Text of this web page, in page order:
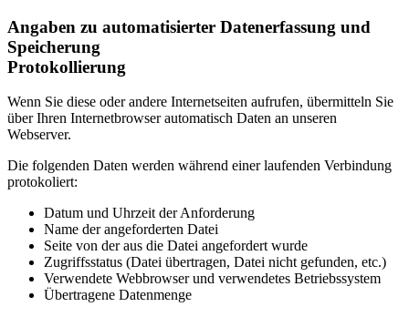
Angaben zu automatisierter Datenerfassung und
Speicherung
Protokollierung
Wenn Sie diese oder andere Internetseiten aufrufen, übermitteln Sie
über Ihren Internetbrowser automatisch Daten an unseren
Webserver.
Die folgenden Daten werden während einer laufenden Verbindung
protokoliert:
Datum und Uhrzeit der Anforderung
Name der angeforderten Datei
Seite von der aus die Datei angefordert wurde
Zugriffsstatus (Datei übertragen, Datei nicht gefunden, etc.)
Verwendete Webbrowser und verwendetes Betriebssystem
Übertragene Datenmenge